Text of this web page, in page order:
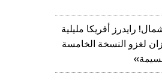
رايدرز أفريكا مليلية
لغزو النسخة الخامسة